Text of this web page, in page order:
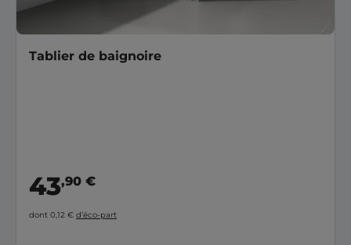
Tablier de baignoire
43,90 €
dont 0,12 € d’éco-part